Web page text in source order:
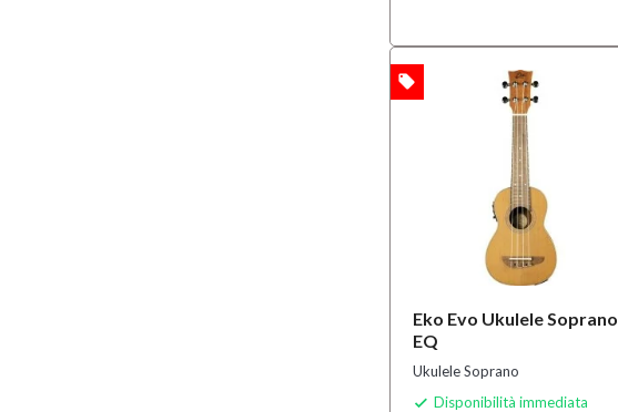
Eko Evo Ukulele Soprano
EQ
Ukulele Soprano
 Disponibilità immediata
local_offer